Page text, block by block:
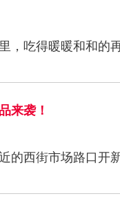
，吃得暖暖和和的
来袭！
的西街市场路口开